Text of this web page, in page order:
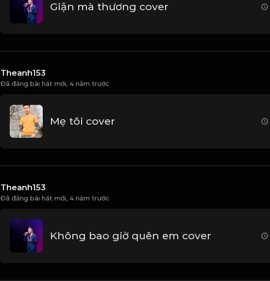
Giận mà thương cover
Theanh153
Đã đăng bài hát mới, 4 năm trước
Mẹ tôi cover
Theanh153
Đã đăng bài hát mới, 4 năm trước
Không bao giờ quên em cover